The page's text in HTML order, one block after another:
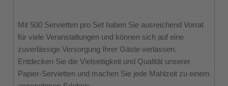
Mit 500 Servietten pro Set haben Sie ausreichend Vorrat
für viele Veranstaltungen und können sich auf eine
zuverlässige Versorgung Ihrer Gäste verlassen.
Entdecken Sie die Vielseitigkeit und Qualität unserer
Papier-Servietten und machen Sie jede Mahlzeit zu einem